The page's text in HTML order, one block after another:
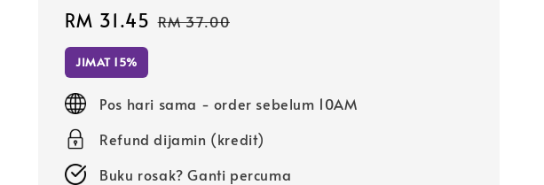
Sale
price
RM 31.45 Regular
RM 37.00
JIMAT 15%
Pos hari sama - order sebelum 10AM
Refund dijamin (kredit)
Buku rosak? Ganti percuma